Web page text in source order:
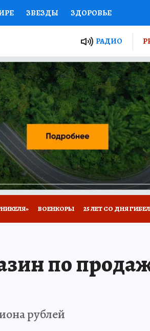
ЗВЕЗДЫ ЗДОРОВЬЕ
ПРОЕКТЫ РОССИИ
ЖЕНСКИЕ СЕКРЕТЫ
ДЕФИЦИТ ЖЕЛЕЗА ТУРИЗМ
У НАС ГИД ПОТРЕБИТЕЛЯ
РАДИО
ВОЕНКОРЫ 25 ЛЕТ СО ДНЯ
СЕБЕ по
рублей